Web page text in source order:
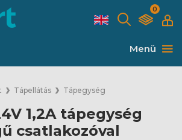
0
Menü
Tápellátás Tápegység
1,2A tápegység
csatlakozóval